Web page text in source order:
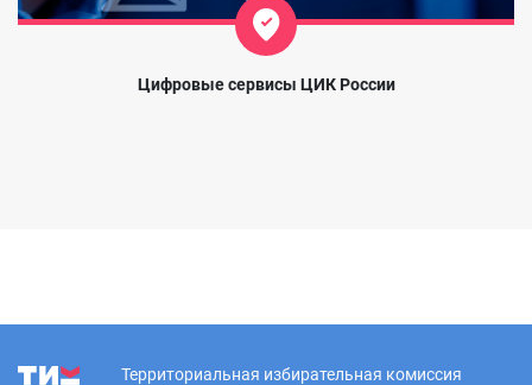
Цифровые сервисы ЦИК России
Территориальная избирательная комиссия